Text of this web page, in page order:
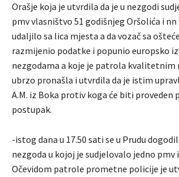
Orašje koja je utvrdila da je u nezgodi
pmv vlasništvo 51 godišnjeg Oršolića i
udaljilo sa lica mjesta a da vozač sa
razmijenio podatke i popunio europsko
nezgodama a koje je patrola kvalitetnim
ubrzo pronašla i utvrdila da je istim
A.M. iz Boka protiv koga će biti proveden
postupak.
-istog dana u 17.50 sati se u Prudu
nezgoda u kojoj je sudjelovalo jedno
Očevidom patrole prometne policije je